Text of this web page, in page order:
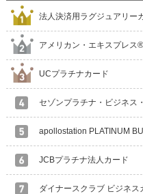
法人決済用ラグジュアリ
アメリカン・エキスプレス
UCプラチナカード
セゾンプラチナ・ビジネス
apollostation PLATINUM
JCBプラチナ法人カード
ダイナースクラブ ビジネス